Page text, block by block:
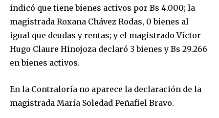
indicó que tiene bienes activos por Bs 4.000; la
magistrada Roxana Chávez Rodas, 0 bienes al
igual que deudas y rentas; y el magistrado Víctor
Hugo Claure Hinojoza declaró 3 bienes y Bs 29.266
en bienes activos.
En la Contraloría no aparece la declaración de la
magistrada María Soledad Peñafiel Bravo.